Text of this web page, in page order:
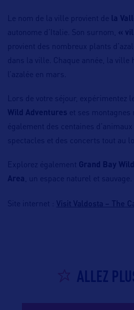
Le nom de la ville provient de la
autonome d’Italie. Son surnom, «
provient des nombreux plants
dans la ville. Chaque année, la ville
l’azalée en mars.
Lors de votre séjour, expérimentez
Wild Adventures et ses montagnes
également des centaines
spectacles et des concerts tout au
Explorez également Grand Bay
Area
, un espace naturel et sauvage.
Site internet : Visit Valdosta – The
ALLEZ